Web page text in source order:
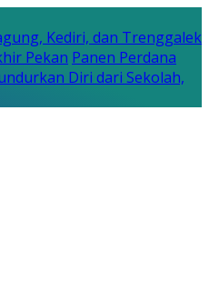
Kediri, dan Trenggalek
Pekan Panen Perdana
Diri dari Sekolah,